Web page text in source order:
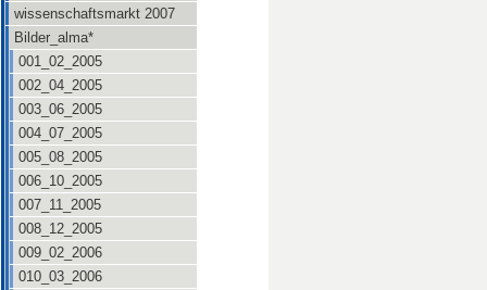
wissenschaftsmarkt 2007
Bilder_alma*
001_02_2005
002_04_2005
003_06_2005
004_07_2005
005_08_2005
006_10_2005
007_11_2005
008_12_2005
009_02_2006
010_03_2006